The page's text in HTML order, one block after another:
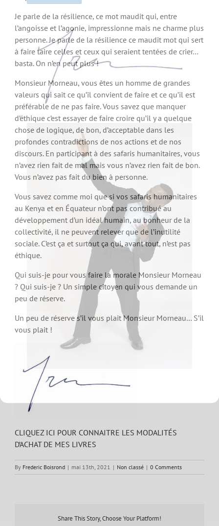
Je parle de la résilience, ce mot maudit qui, entre
l’angoisse et l’agonie, impressionne mais ne charme plus
personne. Je parle de la résilience ce maudit mot qui sert
à faire taire celles et ceux qui seraient tentées de crier…
basta. On n’en peut plus !
Monsieur Morneau, vous êtes un homme de grandes
valeurs qui sait ce qu’il convient de faire et ce qu’il est
préférable de ne pas faire. Vous savez que manquer
d’éthique c’est essayer de faire croire qu’il y a quelque
chose de logique, de bon, d’acceptable dans les
profondes contradictions de nos actions et de nos
discours. En participant à des safaris humanitaires, vous
n’avez rien fait de mal mais vous n’avez rien fait de bon.
Vous n’avez pas fait du bien à personne.
Vous savez comme moi que si vos safaris humanitaires
au Kenya et en Équateur n’ont pas contribué au
développement d’un idéal humain, au bonheur de la
collectivité, il ne peuvent relever que de l’inutilité
sociale. C’est ça et surtout ça qui, avant tout, n’est pas
éthique.
Qui suis-je pour vous faire la morale Monsieur Morneau
? Qui suis-je ? Un simple citoyen qui vous demande un
peu de réserve.
Un peu de réserve s’il vous plait Monsieur Morneau… S’il
vous plait !
CLIQUEZ ICI POUR CONNAITRE LES MODALITÉS
D’ACHAT DE MES LIVRES
By Frederic Boisrond | mai 13th, 2021 | Non classé | 0 Comments
Share This Story, Choose Your Platform!